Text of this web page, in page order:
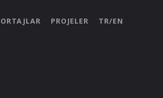
PROJELER TR/EN